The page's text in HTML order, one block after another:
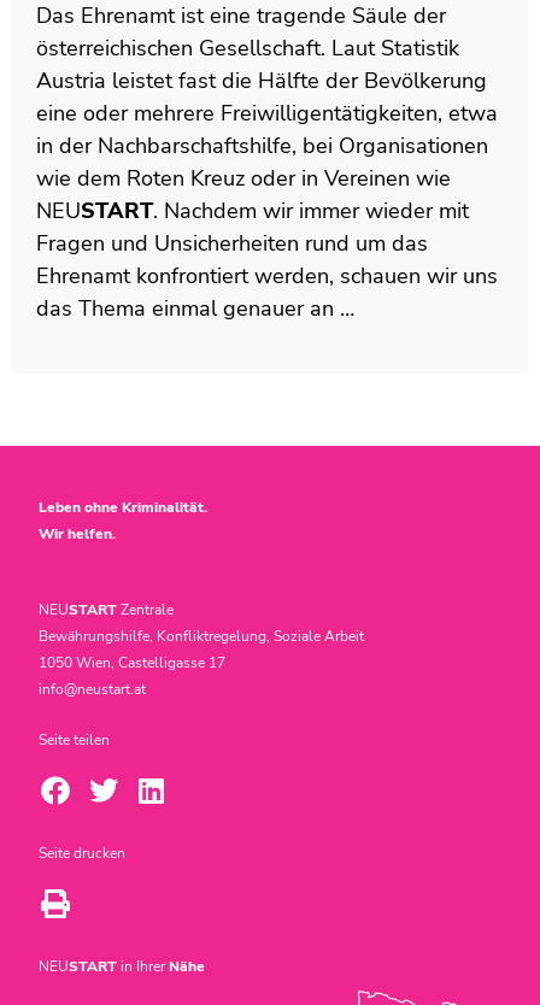
Das Ehrenamt ist eine tragende Säule der
österreichischen Gesellschaft. Laut Statistik
Austria leistet fast die Hälfte der Bevölkerung
eine oder mehrere Freiwilligentätigkeiten, etwa
in der Nachbarschaftshilfe, bei Organisationen
wie dem Roten Kreuz oder in Vereinen wie
NEUSTART. Nachdem wir immer wieder mit
Fragen und Unsicherheiten rund um das
Ehrenamt konfrontiert werden, schauen wir uns
das Thema einmal genauer an …
Leben ohne Kriminalität.
Wir helfen.
NEUSTARTZentrale
Bewährungshilfe, Konfliktregelung, Soziale Arbeit
1050 Wien, Castelligasse 17
info@neustart.at
Seite teilen
Seite drucken
NEUSTARTin IhrerNähe